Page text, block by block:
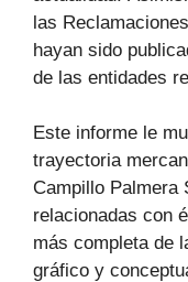
las
hayan sido
de las entidades
Este informe le
trayectoria
Campillo Palmera
relacionadas con
más completa de
gráfico y